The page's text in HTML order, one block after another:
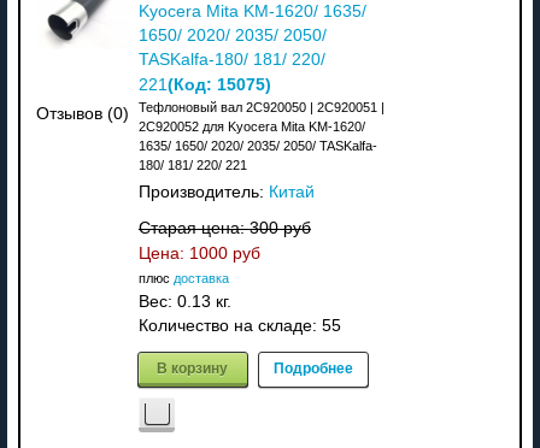
Отзывов (0)
Kyocera Mita KM-1620/ 1635/
1650/ 2020/ 2035/ 2050/
TASKalfa-180/ 181/ 220/
221 (Код: 15075)
Тефлоновый вал 2C920050 | 2C920051 |
2C920052 для Kyocera Mita KM-1620/
1635/ 1650/ 2020/ 2035/ 2050/ TASKalfa-
180/ 181/ 220/ 221
Производитель: Китай
Старая цена:300 руб
Цена: 1000 руб
плюс доставка
Вес: 0.13 кг.
Количество на складе: 55
В корзину Подробнее